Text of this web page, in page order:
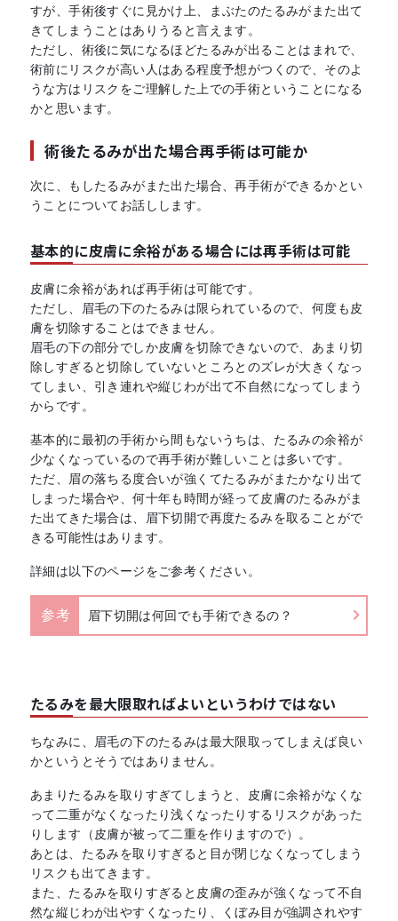
すが、手術後すぐに見かけ上、まぶたのたるみがまた出て
きてしまうことはありうると言えます。
ただし、術後に気になるほどたるみが出ることはまれで、
術前にリスクが高い人はある程度予想がつくので、そのよ
うな方はリスクをご理解した上での手術ということになる
かと思います。
術後たるみが出た場合再手術は可能か
次に、もしたるみがまた出た場合、再手術ができるかとい
うことについてお話しします。
基本的に皮膚に余裕がある場合には再手術は可能
皮膚に余裕があれば再手術は可能です。
ただし、眉毛の下のたるみは限られているので、何度も皮
膚を切除することはできません。
眉毛の下の部分でしか皮膚を切除できないので、あまり切
除しすぎると切除していないところとのズレが大きくなっ
てしまい、引き連れや縦じわが出て不自然になってしまう
からです。
基本的に最初の手術から間もないうちは、たるみの余裕が
少なくなっているので再手術が難しいことは多いです。
ただ、眉の落ちる度合いが強くてたるみがまたかなり出て
しまった場合や、何十年も時間が経って皮膚のたるみがま
た出てきた場合は、眉下切開で再度たるみを取ることがで
きる可能性はあります。
詳細は以下のページをご参考ください。
参考 眉下切開は何回でも手術できるの？
たるみを最大限取ればよいというわけではない
ちなみに、眉毛の下のたるみは最大限取ってしまえば良い
かというとそうではありません。
あまりたるみを取りすぎてしまうと、皮膚に余裕がなくな
って二重がなくなったり浅くなったりするリスクがあった
りします（皮膚が被って二重を作りますので）。
あとは、たるみを取りすぎると目が閉じなくなってしまう
リスクも出てきます。
また、たるみを取りすぎると皮膚の歪みが強くなって不自
然な縦じわが出やすくなったり、くぼみ目が強調されやす